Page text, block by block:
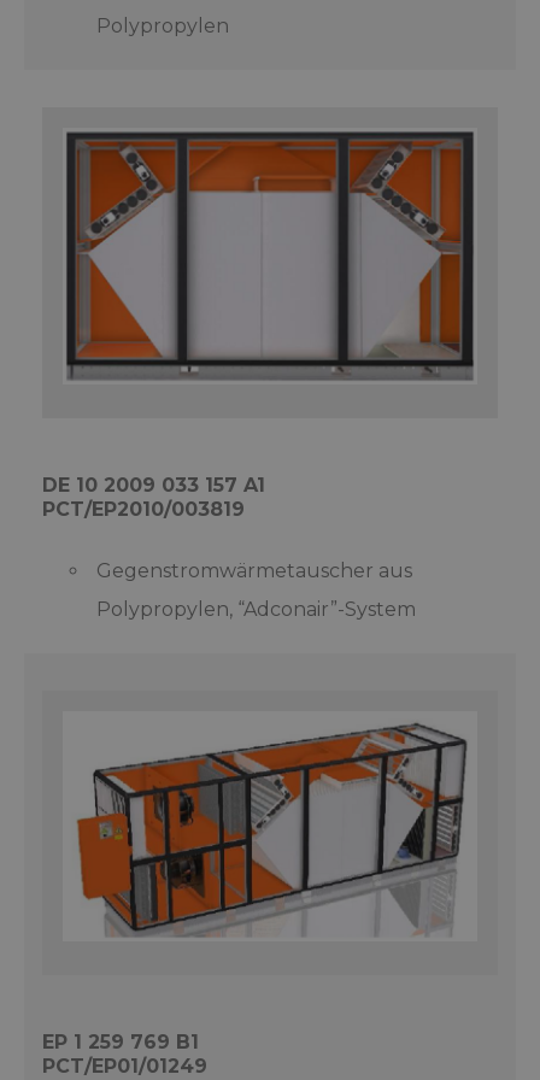
Polypropylen
DE 10 2009 033 157 A1
PCT/EP2010/003819
Gegenstromwärmetauscher aus
Polypropylen, “Adconair”-System
EP 1 259 769 B1
PCT/EP01/01249